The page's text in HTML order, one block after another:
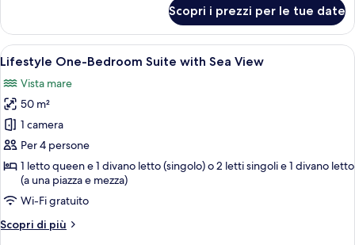
Seafront
One-
Bedroom
Maisonette
Individual
Pool
Scopri i prezzi per le tue date
Apri
tutte
le
foto
per
Lifestyle
One-
Bedroom
Suite
with
Sea
Camera d'albergo moderna con un
5
Lifestyle One-Bedroom Suite with Sea View
Vista mare
50 m²
1 camera
Per 4 persone
1 letto queen e 1 divano letto (singolo) o 2 letti singoli e 1 divano letto
(a una piazza e mezza)
Wi-Fi gratuito
Scopri di più
Altri